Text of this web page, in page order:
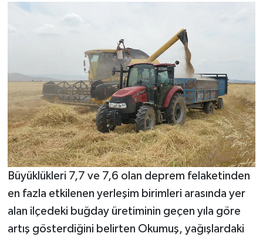
Büyüklükleri 7,7 ve 7,6 olan deprem felaketinden
en fazla etkilenen yerleşim birimleri arasında yer
alan ilçedeki buğday üretiminin geçen yıla göre
artış gösterdiğini belirten Okumuş, yağışlardaki
Yemek
SİVİL TOPLUM
SEÇİM 2014
KİM KİMDİR
ÇEK GÖNDER